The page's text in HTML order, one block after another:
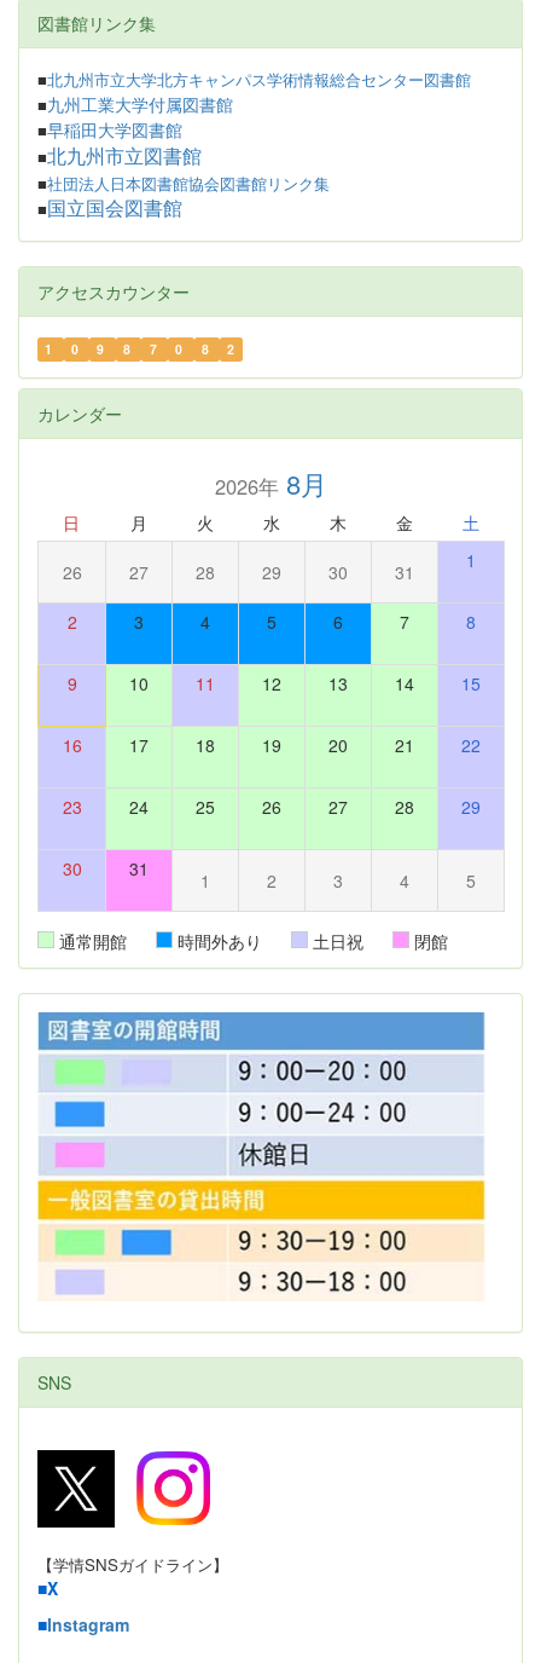
図書館リンク集
■北九州市立大学北方キャンパス学術情報総合センター図書館
■九州工業大学付属図書館
■早稲田大学図書館
■北九州市立図書館
■社団法人日本図書館協会図書館リンク集
■ 国立国会図書館
アクセスカウンター
1 0 9 8 7 0 8 2
カレンダー
2026年8月
日 月 火 水 木 金 土
26 27 28 29 30 31 1
2 3 4 5 6 7 8
9 10 11 12 13 14 15
16 17 18 19 20 21 22
23 24 25 26 27 28 29
30 31 1 2 3 4 5
通常開館 時間外あり 土日祝 閉館
SNS
【学情SNSガイドライン】
■X
■Instagram